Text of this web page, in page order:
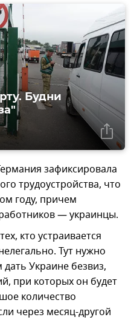
Будни
зафиксировала
трудоустройства, что
году, причем
— украинцы.
кто устраивается
Тут нужно
Украине безвиз,
при которых он будет
количество
через месяц-другой